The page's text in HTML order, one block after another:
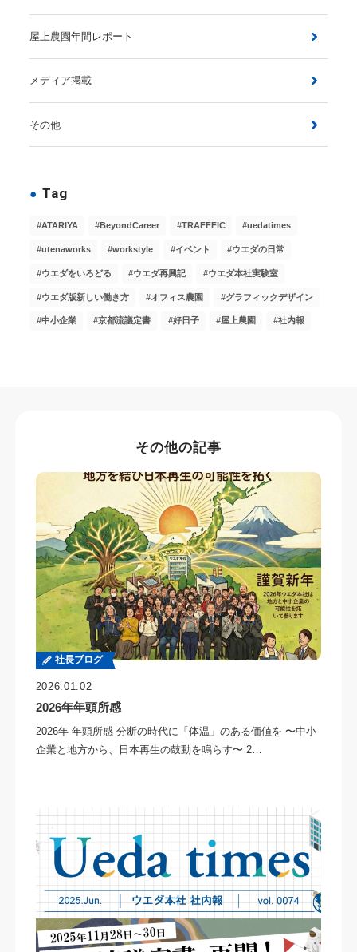
屋上農園年間レポート
メディア掲載
その他
Tag
ATARIYA BeyondCareer TRAFFFIC uedatimes
utenaworks workstyle イベント ウエダの日常
ウエダをいろどる ウエダ再興記 ウエダ本社実験室
ウエダ版新しい働き方 オフィス農園 グラフィックデザイン
中小企業 京都流議定書 好日子 屋上農園 社内報
その他の記事
社長ブログ
2026.01.02
2026年年頭所感
2026年 年頭所感 分断の時代に「体温」のある価値を 〜中小
企業と地方から、日本再生の鼓動を鳴らす〜 2…